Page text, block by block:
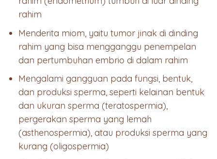
rahim
Menderita miom, yaitu tumor jinak di dinding
rahim yang bisa mengganggu penempelan
dan pertumbuhan embrio di dalam rahim
Mengalami gangguan pada fungsi, bentuk,
dan produksi sperma, seperti kelainan bentuk
dan ukuran sperma (teratospermia),
pergerakan sperma yang lemah
(asthenospermia), atau produksi sperma yang
kurang (oligospermia)